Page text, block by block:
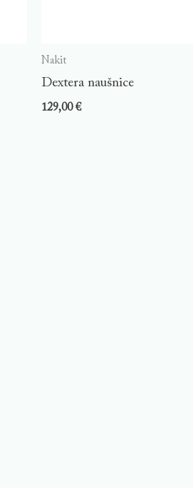
Nakit
Dextera naušnice
129,00€